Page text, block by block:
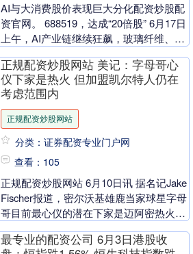
AI与大消费股价表现巨大分化配资炒股配
资官网。 688519，达成“20倍股” 6月17日
上午，AI产业链继续狂飙，玻璃纤维、玻
正规配资炒股网站 美记：字母哥心
仪下家是热火 但加盟凯尔特人仍在
考虑范围内
正规配资炒股网站
分类：证券配资专业门户网
查看：105
正规配资炒股网站 6月10日讯 据名记Jake
Fischer报道，密尔沃基雄鹿当家球星字母
哥目前最心仪的潜在下家是迈阿密热火，
最专业的配资公司 6月3日港股收